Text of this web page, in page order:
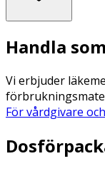
Handla
Vi erbjuder
För vårdgivare